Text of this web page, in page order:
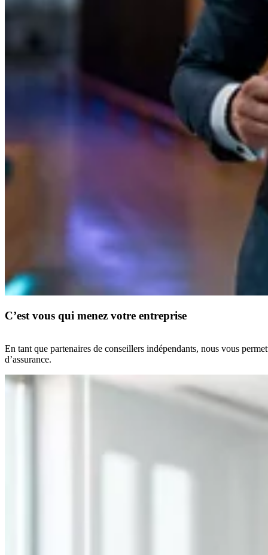
C’est vous qui menez votre entreprise
En tant que partenaires de conseillers indépendants, nous vous
d’assurance.